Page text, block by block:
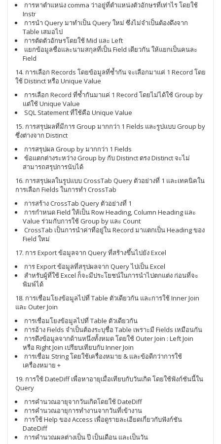
การหาตำแหน่ง comma ว่าอยู่ที่ตำแหน่งตัวอักษรที่เท่าไร โดยใช้
Instr
การนำ Query มาทำเป็น Query ใหม่ ซึ่งไม่จำเป็นต้องดึงจาก
Table เสมอไป
การตัดตัวอักษรโดยใช้ Mid และ Left
แยกข้อมูลชื่อและนามสกุลที่เป็น Field เดียวกัน ให้แยกเป็นคนละ
Field
14. การเลือก Records โดยข้อมูลที่ซ้ำกัน จะเลือกมาแค่ 1 Record โดย
ใช้ Distinct หรือ Unique Value
การเลือก Record ที่ซ้ำกันมาแค่ 1 Record โดยไม่ได้ใช้ Group by
แต่ใช้ Unique Value
SQL Statement ที่ใช้คือ Unique Value
15. การสรุปผลที่มีการ Group มากกว่า 1 Fields และรูปแบบ Group by
ซึ่งต่างจาก Distinct
การสรุปผล Group by มากกว่า 1 Fields
ข้อแตกต่างระหว่าง Group by กับ Distinct ตรง Distinct จะไม่
สามารถสรุปการนับได้
16. การสรุปผลในรูปแบบ CrossTab Query ตัวอย่างที่ 1 และเทคนิคใน
การเลือก Fields ในการทำ CrossTab
การสร้าง CrossTab Query ตัวอย่างที่ 1
การกำหนด Field ให้เป็น Row Heading, Column Heading และ
Value ร่วมกับการใช้ Group by และ Count
CrossTab เป็นการนำค่าที่อยู่ใน Record มาแตกเป็น Heading ของ
Field ใหม่
17. การ Export ข้อมูลจาก Query ที่สร้างขึ้นไปยัง Excel
การ Export ข้อมูลที่สรุปผลจาก Query ไปเป็น Excel
สำหรับผู้ที่ใช้ Excel ก็จะมีประโยชน์ในการนำไปตกแต่ง ก่อนที่จะ
พิมพ์ได้
18. การเชื่อมโยงข้อมูลไปที่ Table ตัวเดียวกัน และการใช้ Inner Join
และ Outer Join
การเชื่อมโยงข้อมูลไปที่ Table ตัวเดียวกัน
การอ้าง Fields จำเป็นต้องระบุชื่อ Table เพราะมี Fields เหมือนกัน
การดึงข้อมูลจากด้านหนึ่งทั้งหมด โดยใช้ Outer Join : Left Join
หรือ Right Join เปรียบเทียบกับ Inner Join
การเชื่อม String โดยใช้เครื่องหมาย & และข้อดีกว่าการใช้
เครื่องหมาย +
19. การใช้ DateDiff เพื่อหาอายุเมื่อเทียบกับวันเกิด โดยใช้ฟังก์ชันนี้ใน
Query
การคำนวณอายุจากวันเกิดโดยใช้ DateDiff
การคำนวณอายุการทำงานจากวันที่เข้างาน
การใช้ Help ของ Access เพื่อดูรายละเอียดเกี่ยวกับฟังก์ชัน
DateDiff
การคำนวณผลต่างเป็น ปี เป็นเดือน และเป็นวัน